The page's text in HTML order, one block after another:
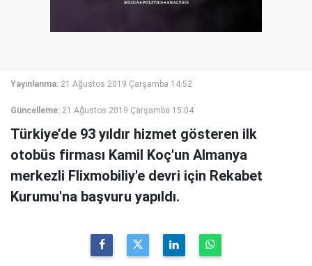
Yayınlanma: 21 Ağustos 2019 Çarşamba 14:52
Güncelleme: 21 Ağustos 2019 Çarşamba 15:04
Türkiye’de 93 yıldır hizmet gösteren ilk
otobüs firması Kamil Koç'un Almanya
merkezli Flixmobiliy'e devri için Rekabet
Kurumu'na başvuru yapıldı.